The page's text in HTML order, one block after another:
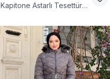
Kapitone Astarlı Tesettür